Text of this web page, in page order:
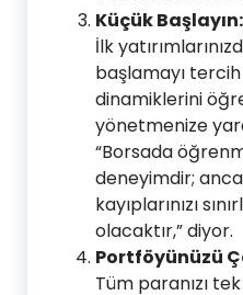
Küçük Başlayın:
İlk
başlamayı
dinamiklerini
yönetmenize
“Borsada
deneyimdir;
kayıplarınızı
olacaktır,” diyor.
Portföyünüzü
Tüm paranızı